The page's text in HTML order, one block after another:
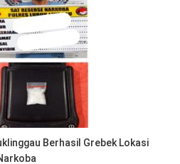
Berhasil Grebek Lokasi